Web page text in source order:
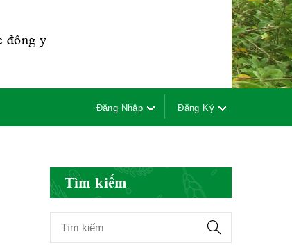
đông y
Đăng Nhập Đăng Ký
Tìm kiếm
Nam
Hội Đông Y Tỉnh